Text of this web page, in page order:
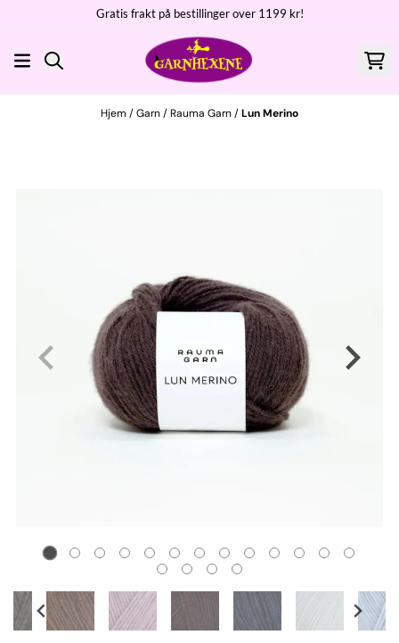
Hopp til innholdGratis frakt på bestillinger over 1199 kr!
Hjem /Garn/Rauma Garn/Lun Merino